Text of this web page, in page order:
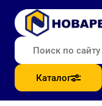
Каталог